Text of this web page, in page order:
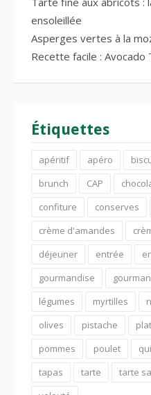
ensoleillée
Asperges vertes à la
Recette facile : Avocado
Étiquettes
apéritif apéro
brunch
CAP
confiture
conserves
crème d'amandes
déjeuner
entrée
gourmandise
légumes
myrtilles
olives
pistache
pommes
poulet
tapas
tarte tarte